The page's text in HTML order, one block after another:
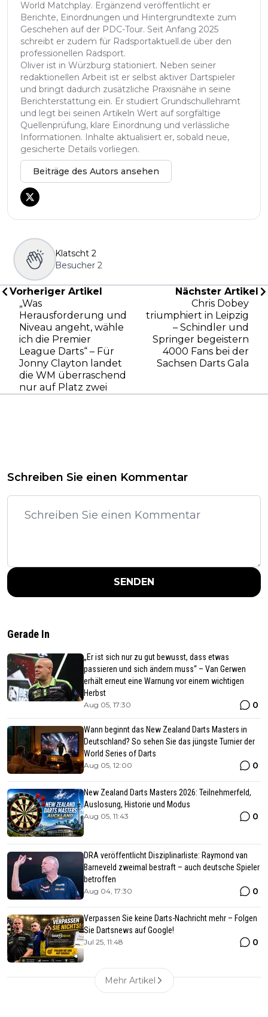
World Matchplay. Ergänzend veröffentlicht er
Berichte, Einordnungen und Hintergrundtexte zum
Geschehen auf der PDC-Tour. Seit Anfang 2025
schreibt er zudem für Radsportaktuell.de über den
professionellen Radsport.
Oliver ist in Würzburg stationiert. Neben seiner
redaktionellen Arbeit ist er selbst aktiver Dartspieler
und bringt dadurch zusätzliche Praxisnähe in seine
Berichterstattung ein. Er studiert Grundschullehramt
und legt bei seinen Artikeln Wert auf sorgfältige
Quellenprüfung, klare Einordnung und verlässliche
Informationen. Inhalte aktualisiert er, sobald neue,
gesicherte Details vorliegen.
Beiträge des Autors ansehen
Klatscht 2
Besucher 2
Vorheriger Artikel
„Was
Herausforderung und
Niveau angeht, wähle
ich die Premier
League Darts“ – Für
Jonny Clayton landet
die WM überraschend
nur auf Platz zwei
Nächster Artikel
Chris Dobey
triumphiert in Leipzig
– Schindler und
Springer begeistern
4000 Fans bei der
Sachsen Darts Gala
Schreiben Sie einen Kommentar
SENDEN
Gerade In
„Er ist sich nur zu gut bewusst, dass etwas
passieren und sich ändern muss“ – Van Gerwen
erhält erneut eine Warnung vor einem wichtigen
Herbst
Aug 05, 17:30 0
Wann beginnt das New Zealand Darts Masters in
Deutschland? So sehen Sie das jüngste Turnier der
World Series of Darts
Aug 05, 12:00 0
New Zealand Darts Masters 2026: Teilnehmerfeld,
Auslosung, Historie und Modus
Aug 05, 11:43 0
DRA veröffentlicht Disziplinarliste: Raymond van
Barneveld zweimal bestraft – auch deutsche Spieler
betroffen
Aug 04, 17:30 0
Verpassen Sie keine Darts-Nachricht mehr – Folgen
Sie Dartsnews auf Google!
Jul 25, 11:48 0
Mehr Artikel